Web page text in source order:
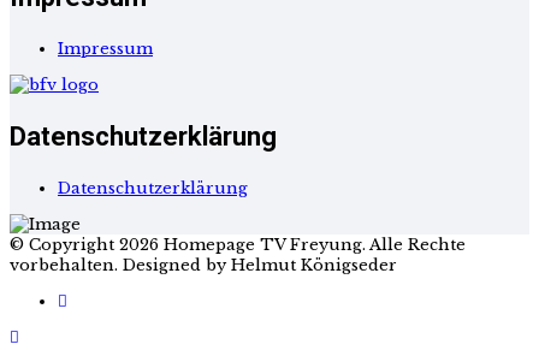
Impressum
Datenschutzerklärung
Datenschutzerklärung
© Copyright 2026 Homepage TV Freyung. Alle Rechte
vorbehalten. Designed by Helmut Königseder